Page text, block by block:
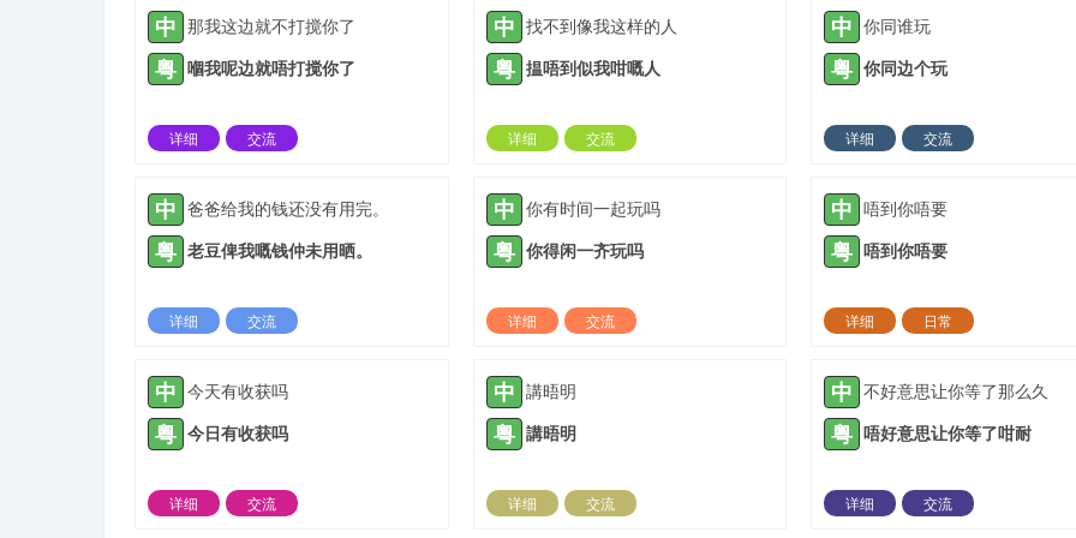
中 那我这边就不打搅你了
粤 嗰我呢边就唔打搅你了
详细
交流
中 找不到像我这样的人
粤 揾唔到似我咁嘅人
详细
交流
中 你同谁玩
粤 你同边个玩
详细
交流
中 爸爸给我的钱还没有用完。
粤 老豆俾我嘅钱仲未用晒。
详细
交流
中 你有时间一起玩吗
粤 你得闲一齐玩吗
详细
交流
中 唔到你唔要
粤 唔到你唔要
详细
日常
中 今天有收获吗
粤 今日有收获吗
详细
交流
中 講晤明
粤 講晤明
详细
交流
中 不好意思让你等了那么久
粤 唔好意思让你等了咁耐
详细
交流